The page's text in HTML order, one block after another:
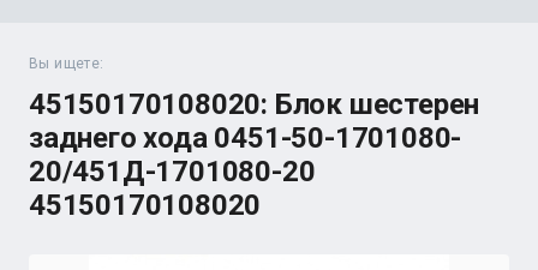
Вы ищете:
45150170108020: Блок шестерен
заднего хода 0451-50-1701080-
20/451Д-1701080-20
45150170108020